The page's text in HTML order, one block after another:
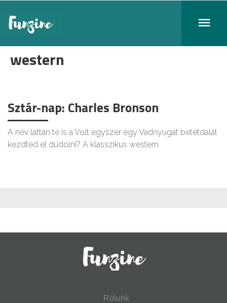
western
Sztár-nap: Charles Bronson
A név láttán te is a Volt egyszer egy Vadnyugat betétdalát
kezdted el dúdolni? A klasszikus western
Rólunk